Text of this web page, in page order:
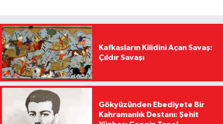
Kafkasların Kilidini Açan Savaş:
Çıldır Savaşı
Gökyüzünden Ebediyete Bir
Kahramanlık Destanı: Şehit